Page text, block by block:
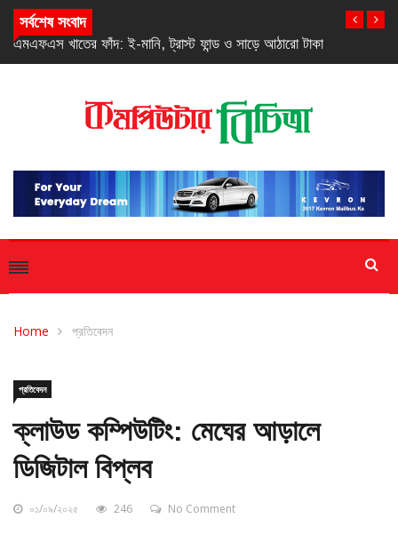
সর্বশেষ সংবাদ
এমএফএস খাতের ফাঁদ: ই-মানি, ট্রাস্ট ফান্ড ও সাড়ে আঠারো টাকা
Home প্রতিবেদন
প্রতিবেদন
ক্লাউড কম্পিউটিং: মেঘের আড়ালে
ডিজিটাল বিপ্লব
০১/০৯/২০২৫ 246 No Comment